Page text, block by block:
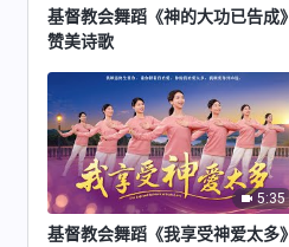
基督教会舞蹈《神的大功已告成》
赞美诗歌
5:35
基督教会舞蹈《我享受神爱太多》